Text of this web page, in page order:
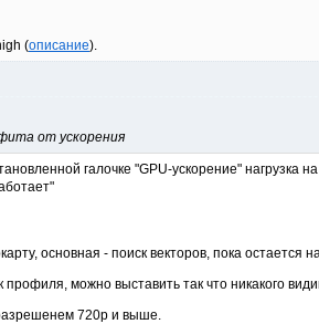
(описание).
от ускорения
галочке "GPU-ускорение" нагрузка
основная - поиск векторов, пока остается
можно выставить так что никакого
720р и выше.